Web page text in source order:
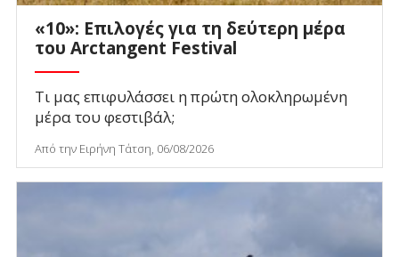
«10»: Επιλογές για τη δεύτερη μέρα
του Arctangent Festival
Τι μας επιφυλάσσει η πρώτη ολοκληρωμένη
μέρα του φεστιβάλ;
Από την Ειρήνη Τάτση, 06/08/2026